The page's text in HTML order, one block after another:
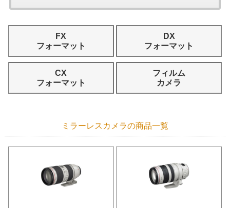
FX
フォーマット
DX
フォーマット
CX
フォーマット
フィルム
カメラ
ミラーレスカメラの商品一覧